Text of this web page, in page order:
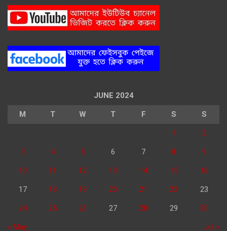
JUNE 2024
M T W T F S S
1 2
3 4 5 6 7 8 9
10 11 12 13 14 15 16
17 18 19 20 21 22 23
24 25 26 27 28 29 30
« May Jul »